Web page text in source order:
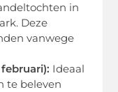
in
Deze
vanwege
Ideaal
te beleven